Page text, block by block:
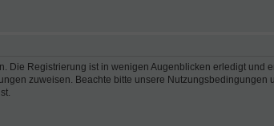
Die Registrierung ist in wenigen Augenblicken erledigt und
zuweisen. Beachte bitte unsere